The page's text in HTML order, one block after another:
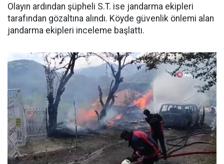
Olayın ardından şüpheli S.T. ise jandarma ekipleri
tarafından gözaltına alındı. Köyde güvenlik önlemi alan
jandarma ekipleri inceleme başlattı.